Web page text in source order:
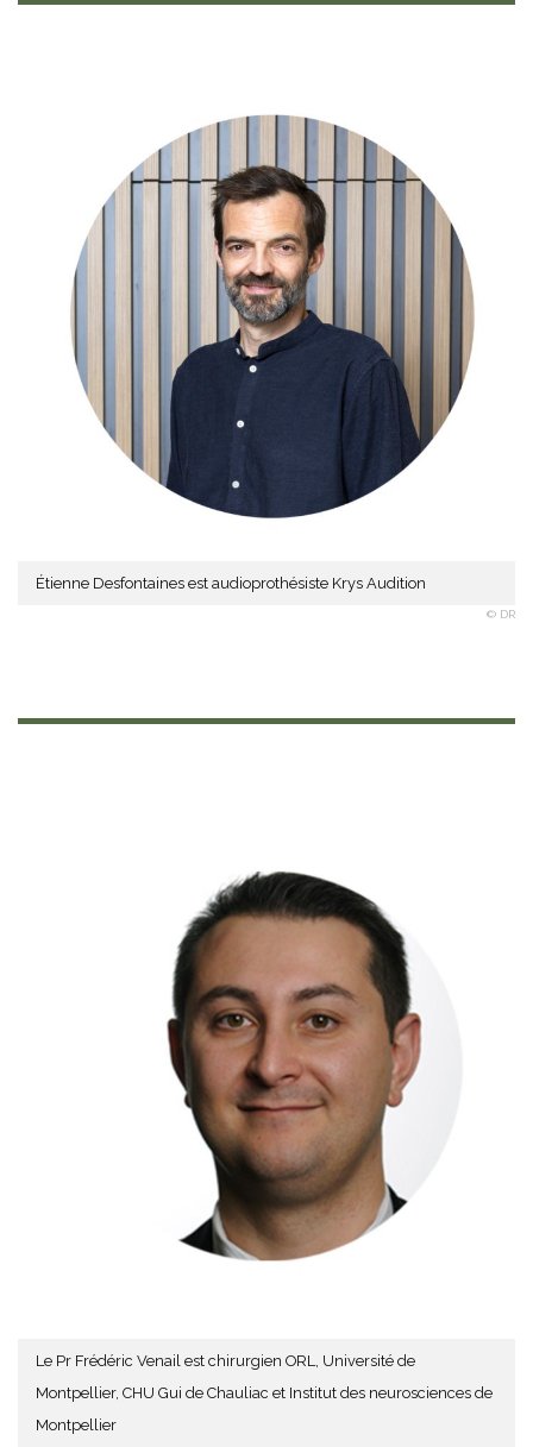
Étienne Desfontaines est audioprothésiste Krys Audition
© DR
Le Pr Frédéric Venail est chirurgien ORL, Université de
Montpellier, CHU Gui de Chauliac et Institut des neurosciences de
Montpellier